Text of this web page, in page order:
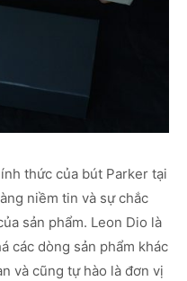
thức của bút Parker tại
niềm tin và sự chắc
sản phẩm. Leon Dio là
các dòng sản phẩm khác
và cũng tự hào là đơn vị